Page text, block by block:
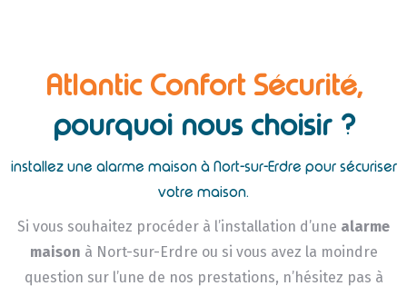
Atlantic Confort Sécurité,
pourquoi nous choisir ?
installez une alarme maison à Nort-sur-Erdre pour sécuriser
votre maison.
Si vous souhaitez procéder à l’installation d’une alarme
maison à Nort-sur-Erdre ou si vous avez la moindre
question sur l’une de nos prestations, n’hésitez pas à